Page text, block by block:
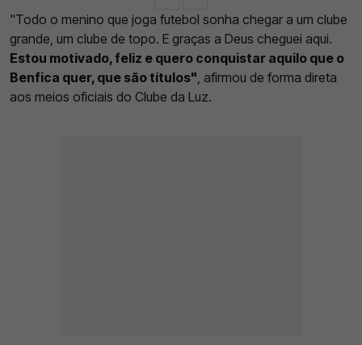
"Todo o menino que joga futebol sonha chegar a um clube
grande, um clube de topo. E graças a Deus cheguei aqui.
Estou motivado, feliz e quero conquistar aquilo que o
Benfica quer, que são títulos" , afirmou de forma direta
aos meios oficiais do Clube da Luz.